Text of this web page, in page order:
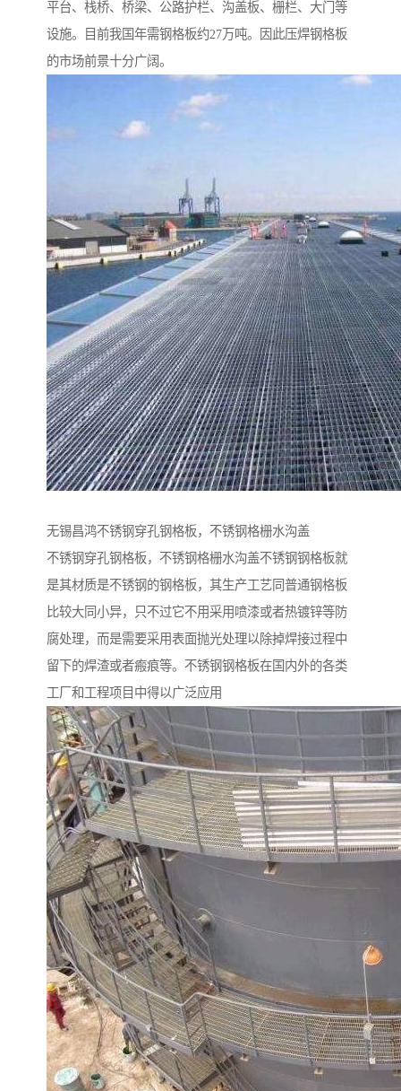
平台、栈桥、桥梁、公路护栏、沟盖板、栅栏、大门等
设施。目前我国年需钢格板约27万吨。因此压焊钢格板
的市场前景十分广阔。
无锡昌鸿不锈钢穿孔钢格板，不锈钢格栅水沟盖
不锈钢穿孔钢格板，不锈钢格栅水沟盖不锈钢钢格板就
是其材质是不锈钢的钢格板，其生产工艺同普通钢格板
比较大同小异，只不过它不用采用喷漆或者热镀锌等防
腐处理，而是需要采用表面抛光处理以除掉焊接过程中
留下的焊渣或者瘢痕等。不锈钢钢格板在国内外的各类
工厂和工程项目中得以广泛应用